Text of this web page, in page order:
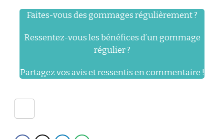
Faites-vous des gommages régulièrement ?
Ressentez-vous les bénéfices d’un gommage
régulier ?
Partagez vos avis et ressentis en commentaire !